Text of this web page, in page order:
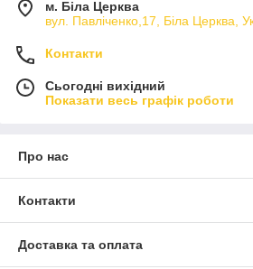
м. Біла Церква
вул. Павліченко,17, Біла Церква,
Контакти
Сьогодні вихідний
Показати весь графік роботи
Про нас
Контакти
Доставка та оплата